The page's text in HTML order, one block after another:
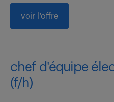
voir l'offre
chef d'équipe
(f/h)